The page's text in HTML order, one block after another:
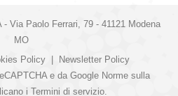
Via Paolo Ferrari, 79 - 41121 Modena
MO
Policy | Newsletter Policy
e da Google Norme sulla
i Termini di servizio